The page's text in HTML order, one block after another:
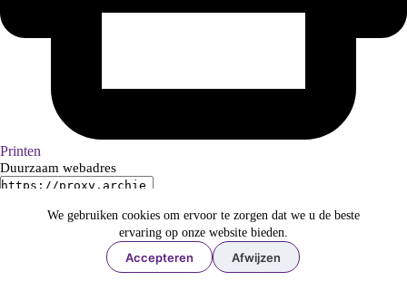
We gebruiken cookies om ervoor te zorgen dat we u de beste
ervaring op onze website bieden.
Accepteren Afwijzen
Printen
Duurzaam webadres
Bouwvergunningen op alfabet van straatnaam, 1905-1937 NB: De
vergunningen zijn geordend op de huidige (1999) straatnamen en